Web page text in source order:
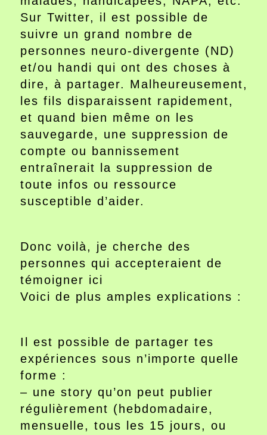
Sur Twitter, il est possible de
suivre un grand nombre de
personnes neuro-divergente (ND)
et/ou handi qui ont des choses à
dire, à partager. Malheureusement,
les fils disparaissent rapidement,
et quand bien même on les
sauvegarde, une suppression de
compte ou bannissement
entraînerait la suppression de
toute infos ou ressource
susceptible d’aider.
Donc voilà, je cherche des
personnes qui accepteraient de
témoigner ici
Voici de plus amples explications :
Il est possible de partager tes
expériences sous n’importe quelle
forme :
– une story qu’on peut publier
régulièrement (hebdomadaire,
mensuelle, tous les 15 jours, ou